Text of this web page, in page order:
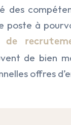
des
poste à
de
de bien
offres